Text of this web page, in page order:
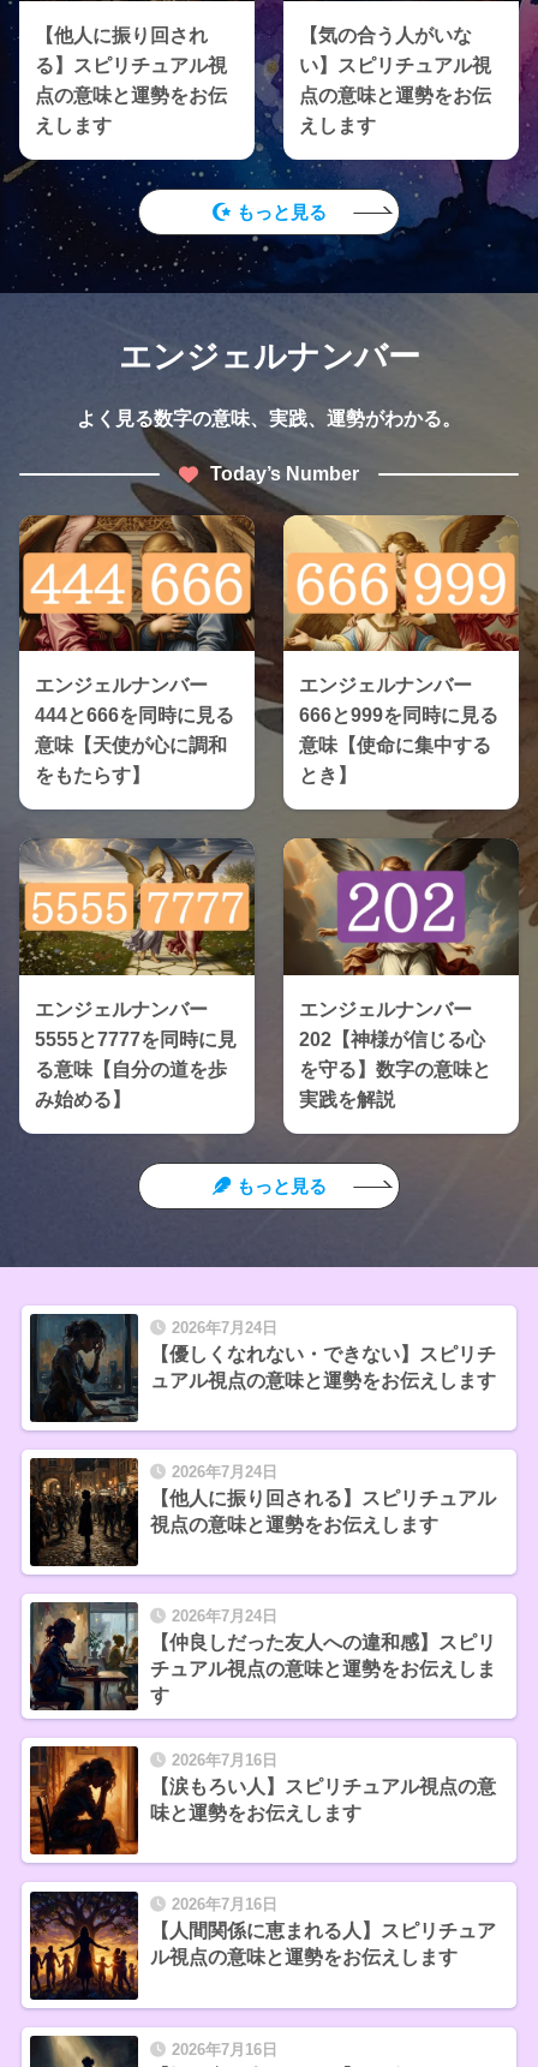
【他人に振り回され
る】スピリチュアル視
点の意味と運勢をお伝
えします
【気の合う人がいな
い】スピリチュアル視
点の意味と運勢をお伝
えします
もっと見る
エンジェルナンバー
よく見る数字の意味、実践、運勢がわかる。
Today’s Number
エンジェルナンバー
444と666を同時に見る
意味【天使が心に調和
をもたらす】
エンジェルナンバー
666と999を同時に見る
意味【使命に集中する
とき】
エンジェルナンバー
5555と7777を同時に見
る意味【自分の道を歩
み始める】
エンジェルナンバー
202【神様が信じる心
を守る】数字の意味と
実践を解説
もっと見る
2026年7月24日
【優しくなれない・できない】スピリチ
ュアル視点の意味と運勢をお伝えします
2026年7月24日
【他人に振り回される】スピリチュアル
視点の意味と運勢をお伝えします
2026年7月24日
【仲良しだった友人への違和感】スピリ
チュアル視点の意味と運勢をお伝えしま
す
2026年7月16日
【涙もろい人】スピリチュアル視点の意
味と運勢をお伝えします
2026年7月16日
【人間関係に恵まれる人】スピリチュア
ル視点の意味と運勢をお伝えします
2026年7月16日